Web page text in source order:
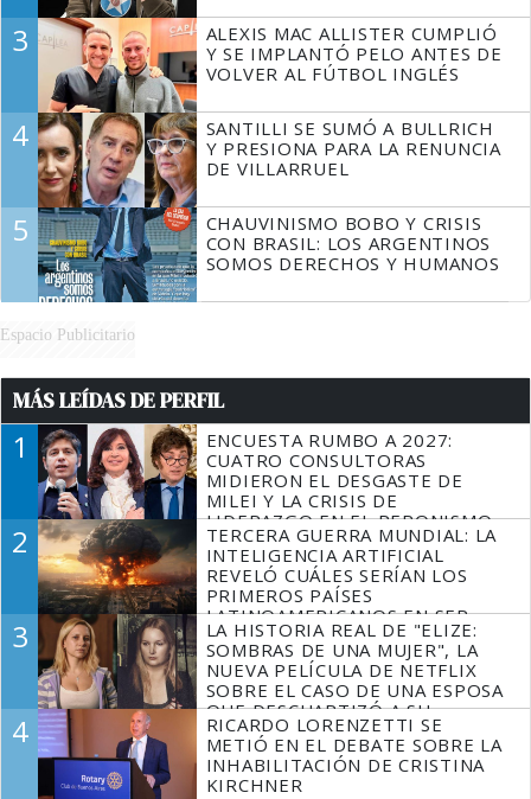
3
ALEXIS MAC ALLISTER CUMPLIÓ
Y SE IMPLANTÓ PELO ANTES DE
VOLVER AL FÚTBOL INGLÉS
4
SANTILLI SE SUMÓ A BULLRICH
Y PRESIONA PARA LA RENUNCIA
DE VILLARRUEL
5
CHAUVINISMO BOBO Y CRISIS
CON BRASIL: LOS ARGENTINOS
SOMOS DERECHOS Y HUMANOS
Espacio Publicitario
MÁS LEÍDAS DE PERFIL
1
ENCUESTA RUMBO A 2027:
CUATRO CONSULTORAS
MIDIERON EL DESGASTE DE
MILEI Y LA CRISIS DE
LIDERAZGO EN EL PERONISMO
2
TERCERA GUERRA MUNDIAL: LA
INTELIGENCIA ARTIFICIAL
REVELÓ CUÁLES SERÍAN LOS
PRIMEROS PAÍSES
LATINOAMERICANOS EN SER
DERROTADOS
3
LA HISTORIA REAL DE "ELIZE:
SOMBRAS DE UNA MUJER", LA
NUEVA PELÍCULA DE NETFLIX
SOBRE EL CASO DE UNA ESPOSA
QUE DESCUARTIZÓ A SU
MARIDO
4
RICARDO LORENZETTI SE
METIÓ EN EL DEBATE SOBRE LA
INHABILITACIÓN DE CRISTINA
KIRCHNER